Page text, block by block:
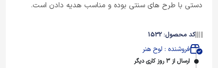
دستی با طرح های سنتی بوده و مناسب هدیه دادن است.
کد محصول: 1532
فروشنده : لوح هنر
ارسال از 3 روز کاری دیگر